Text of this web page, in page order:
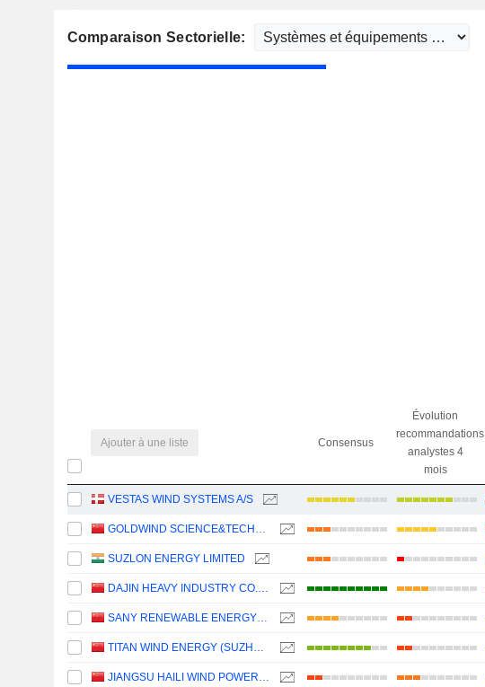
Comparaison Sectorielle:
Ajouter à une liste Consensus
Évolution
recommandations
analystes 4
mois
VESTAS WIND SYSTEMS A/S
GOLDWIND SCIENCE&TECHNOLOGY CO., LTD.
SUZLON ENERGY LIMITED
DAJIN HEAVY INDUSTRY CO.,LTD.
SANY RENEWABLE ENERGY CO.,LTD.
TITAN WIND ENERGY (SUZHOU) CO.,LTD
JIANGSU HAILI WIND POWER EQUIPMENT TECHNOLOGY CO., LTD.